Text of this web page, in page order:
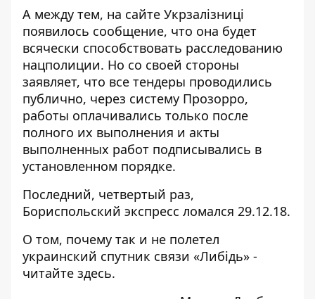
А между тем, на сайте Укрзалізниці
появилось сообщение, что она будет
всячески способствовать расследованию
нацполиции. Но со своей стороны
заявляет, что все тендеры проводились
публично, через систему Прозорро,
работы оплачивались только после
полного их выполнения и акты
выполненных работ подписывались в
установленном порядке.
Последний, четвертый раз,
Бориспольский экспресс ломался 29.12.18.
О том, почему так и не полетел
украинский спутник связи «Либідь» -
читайте здесь.